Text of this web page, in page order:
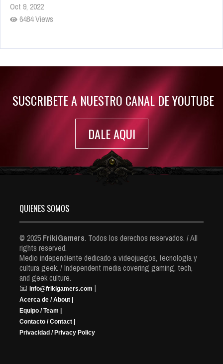
Oct 9, 2022
6484 Views
Rumor: Se filtran los primeros detalles de Resident Evil 9
SUSCRIBETE A NUESTRO CANAL DE YOUTUBE
DALE AQUI
QUIENES SOMOS
© 2025 FrikiGamers. Todos los derechos reservados. / All
rights reserved.
Medio independiente dedicado a videojuegos, tecnología y
cultura geek. / Independent media covering gaming, tech,
and geek culture.
📧 info@frikigamers.com |
Acerca de / About |
Equipo / Team |
Contacto / Contact |
Privacidad / Privacy Policy